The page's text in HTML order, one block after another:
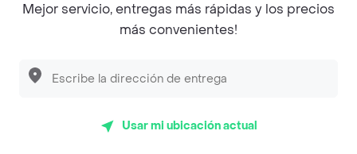
Abierto
Horarios de Apertura y Cierre
10:00 - 20:15
Mejor servicio, entregas más rápidas y los precios
más convenientes!
Usar mi ubicación actual